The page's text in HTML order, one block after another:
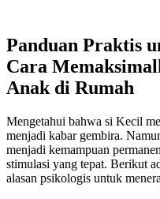
Panduan Praktis
Cara
Anak di Rumah
Mengetahui bahwa si Kecil
menjadi kabar gembira.
menjadi kemampuan
stimulasi yang tepat. Berikut
alasan psikologis untuk